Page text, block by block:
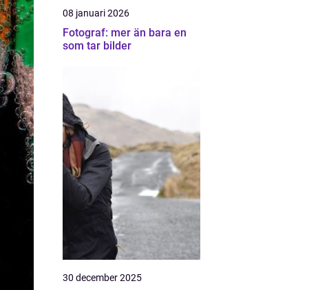
08 januari 2026
Fotograf: mer än bara en
som tar bilder
30 december 2025